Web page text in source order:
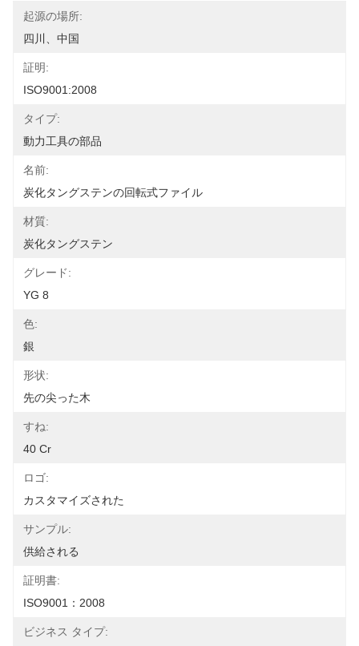
起源の場所:
四川、中国
証明:
ISO9001:2008
タイプ:
動力工具の部品
名前:
炭化タングステンの回転式ファイル
材質:
炭化タングステン
グレード:
YG 8
色:
銀
形状:
先の尖った木
すね:
40 Cr
ロゴ:
カスタマイズされた
サンプル:
供給される
証明書:
ISO9001：2008
ビジネス タイプ: